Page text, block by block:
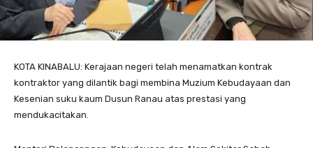
KOTA KINABALU: Kerajaan negeri telah menamatkan kontrak
kontraktor yang dilantik bagi membina Muzium Kebudayaan dan
Kesenian suku kaum Dusun Ranau atas prestasi yang
mendukacitakan.